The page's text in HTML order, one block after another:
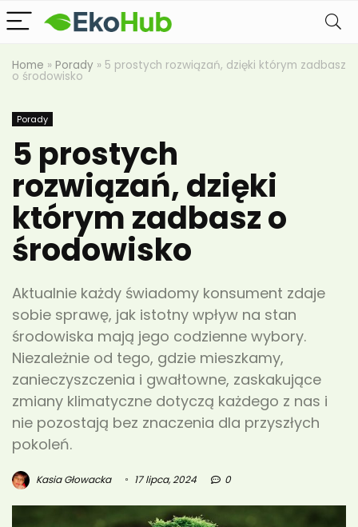
Home » Porady » 5 prostych rozwiązań, dzięki którym zadbasz
o środowisko
Porady
5 prostych
rozwiązań, dzięki
którym zadbasz o
środowisko
Aktualnie każdy świadomy konsument zdaje
sobie sprawę, jak istotny wpływ na stan
środowiska mają jego codzienne wybory.
Niezależnie od tego, gdzie mieszkamy,
zanieczyszczenia i gwałtowne, zaskakujące
zmiany klimatyczne dotyczą każdego z nas i
nie pozostają bez znaczenia dla przyszłych
pokoleń.
Kasia Głowacka 17 lipca, 2024 0